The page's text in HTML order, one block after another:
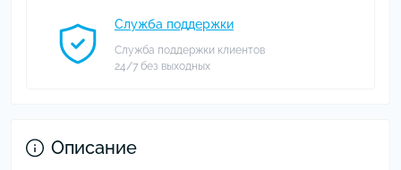
Служба поддержки
Служба поддержки клиентов
24/7 без выходных
Описание